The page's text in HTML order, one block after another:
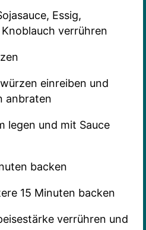
Essig,
verrühren
einreiben und
anbraten
legen und mit Sauce
backen
15 Minuten backen
verrühren und